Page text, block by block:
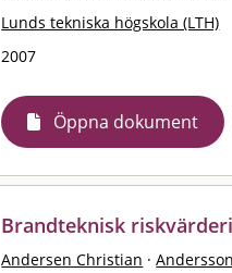
Lunds tekniska högskola (LTH)
2007
Öppna dokument
Brandteknisk
Andersen Christian ·